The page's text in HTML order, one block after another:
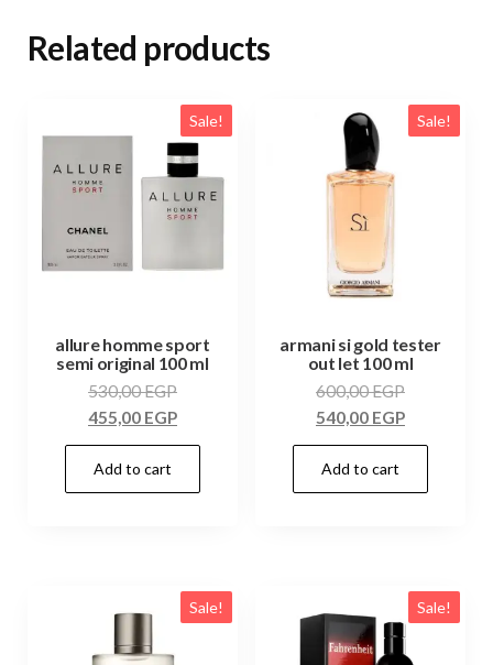
Related products
Sale!
allure homme sport
semi original 100 ml
530,00EGP
455,00 EGP
Add to cart
Sale!
armani si gold tester
out let 100 ml
600,00EGP
540,00 EGP
Add to cart
Sale! Sale!